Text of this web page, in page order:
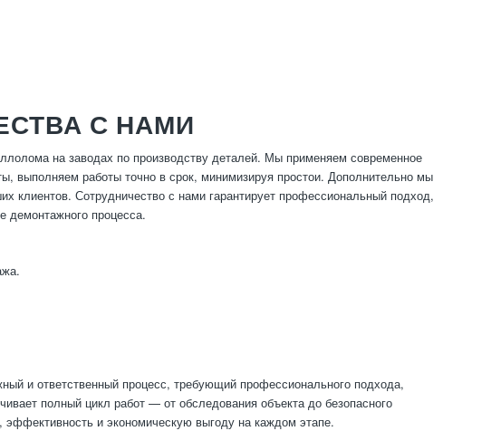
С НАМИ
на заводах по производству деталей. Мы применяем современное
выполняем работы точно в срок, минимизируя простои. Дополнительно мы
клиентов. Сотрудничество с нами гарантирует профессиональный подход,
демонтажного процесса.
и ответственный процесс, требующий профессионального подхода,
полный цикл работ — от обследования объекта до безопасного
эффективность и экономическую выгоду на каждом этапе.